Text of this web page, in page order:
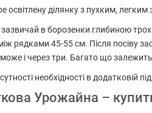
освітлену ділянку з пухким,
в борозенки глибиною
рядками 45-55 см. Після посіву
і через три. Багато що залежить
необхідності в
Урожайна –